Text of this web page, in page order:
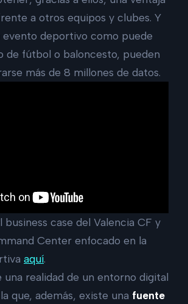
a otros equipos y clubes. Y
evento deportivo como puede
de fútbol o baloncesto, pueden
más de 8 millones de datos.
business case del Valencia CF y
Center enfocado en la
aquí.
una realidad de un entorno digital
que, además, existe una fuente